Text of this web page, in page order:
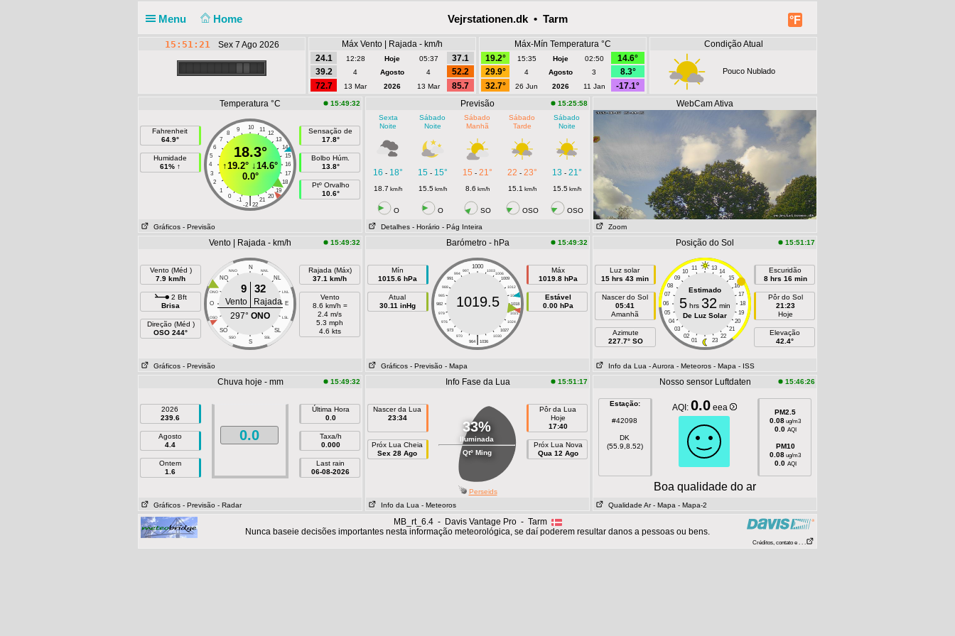
Menu Home °F
Vejrstationen.dk • Tarm
15:51:21 Sex 7 Ago 2026
Máx Vento | Rajada - km/h
24.1
12:28 Hoje 05:37
37.1
39.2
4 Agosto 4
52.2
72.7
13 Mar 2026 13 Mar 85.7
Máx-Mín Temperatura °C
19.2°
15:35 Hoje 02:50
14.6°
29.9°
4 Agosto 3
8.3°
32.7°
26 Jun 2026 11 Jan -17.1°
Condição Atual
Pouco Nublado
Temperatura °C 15:49:32
Fahrenheit
64.9°
Humidade
61% ↑
10
9 11
8
12
7
13
6
14
5
15
4
16
3
17
2
18
1
19
0
20
-1 21
|
-2 22
18.3°
↑19.2° ↓14.6°
0.0°
Sensação de
17.8°
Bolbo Húm.
13.8°
Ptº Orvalho
10.6°
Gráficos - Previsão
Previsão
15:25:58
Sexta
Noite
Sábado
Noite
Sábado
Manhã
Sábado
Tarde
Sábado
Noite
16 - 18° 15- 15° 15 - 21° 22 - 23° 13 - 21°
18.7 km/h 15.5km/h 8.6 km/h 15.1 km/h 15.5km/h
O O SO OSO OSO
Detalhes - Horário - Pág Inteira
WebCam Ativa
Zoom
Vento | Rajada - km/h 15:49:32
Vento (Méd )
7.9 km/h
2 Bft
Brisa
Direção (Méd )
OSO 244°
N
NNO NNL
NO NL
ONO LNL
O E
OSO LSL
SO SL
SSO SSL
S
9 32
Vento
Rajada
297° ONO
Rajada (Máx)
37.1 km/h
Vento
8.6 km/h =
2.4 m/s
5.3 mph
4.6 kts
Gráficos - Previsão
Barómetro - hPa 15:49:32
Mín
1015.6 hPa
Atual
30.11 inHg
1000
997 1003
994
1006
991
1009
988
1012
985
1015
982
1018
979
1021
976
1024
973
1027
970
1030
|
964 1036
1019.5
Máx
1019.8 hPa
Estável
0.00 hPa
Gráficos - Previsão - Mapa
Posição do Sol 15:51:17
Luz solar
15 hrs 43 min
Nascer do Sol
05:41
Amanhã
Azimute
227.7° SO
11 13
10
14
09
15
08
16
07
17
06
18
05
19
04
20
03
21
02
22
01 23
Estimado
5 hrs 32 min
De Luz Solar
Escuridão
8 hrs 16 min
Pôr do Sol
21:23
Hoje
Elevação
42.4°
Info da Lua - Aurora - Meteoros - Mapa - ISS
Chuva hoje - mm 15:49:32
2026
239.6
Agosto
4.4
Ontem
1.6
0.0
Última Hora
0.0
Taxa/h
0.000
Last rain
06-08-2026
Gráficos - Previsão - Radar
Info Fase da Lua 15:51:17
Nascer da Lua
23:34
Próx Lua Cheia
Sex 28 Ago
33%
Iluminada
Qtº Ming
Pôr da Lua
Hoje
17:40
Próx Lua Nova
Qua 12 Ago
Perseids
Info da Lua - Meteoros
Nosso sensor Luftdaten 15:46:26
Estação:
#42098
DK
(55.9,8.52)
AQI: 0.0 eea
PM2.5
0.08 ug/m3
0.0 AQI
PM10
0.08 ug/m3
0.0 AQI
Boa qualidade do ar
Qualidade Ar - Mapa - Mapa-2
MB_rt_6.4 - Davis Vantage Pro - Tarm
Nunca baseie decisões importantes nesta informação meteorológica, se daí poderem resultar danos a pessoas ou bens.
Créditos, contato e . . .